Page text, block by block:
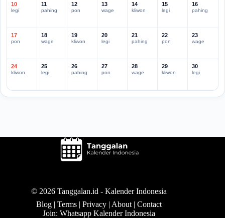
10
legi
11
pahing
12
pon
13
wage
14
kliwon
15
legi
16
pahing
17
pon
18
wage
19
kliwon
20
legi
21
pahing
22
pon
23
wage
24
kliwon
25
legi
26
pahing
27
pon
28
wage
29
kliwon
30
legi
© 2026 Tanggalan.id -Kalender Indonesia
Blog |Terms |Privacy | About |Contact
Join: Whatsapp Kalender Indonesia